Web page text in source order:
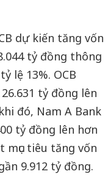
dự kiến tăng vốn
tỷ đồng thông
lệ 13%. OCB
tỷ đồng lên
đó, Nam A Bank
tỷ đồng lên hơn
mục tiêu tăng vốn
9.912 tỷ đồng.